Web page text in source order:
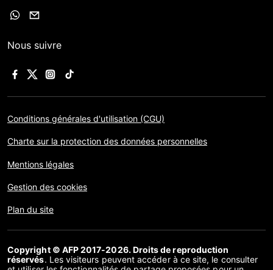
Nous suivre
Conditions générales d'utilisation (CGU)
Charte sur la protection des données personnelles
Mentions légales
Gestion des cookies
Plan du site
Copyright © AFP 2017-2026. Droits de reproduction
réservés. Les visiteurs peuvent accéder à ce site, le consulter